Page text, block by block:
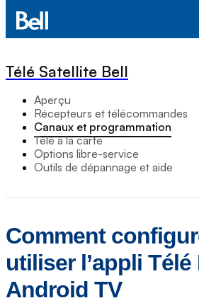
Télé Satellite Bell
Aperçu
Récepteurs et télécommandes
Canaux et programmation
Télé à la carte
Options libre-service
Outils de dépannage et aide
Comment
utiliser l’appli
Android TV